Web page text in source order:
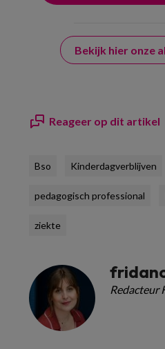
Bekijk hier onze
Reageer op dit artikel
Bso Kinderdagverblijven
pedagogisch professional
ziekte
Redacteur